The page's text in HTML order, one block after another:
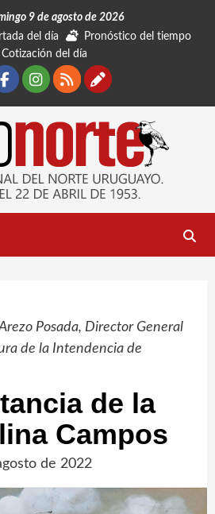
9 de agosto de 2026
del día
Pronóstico del tiempo
Cotización del día
Facebook
Instagram
RSSContáctanos
Posada, Director General
de la Intendencia de
de la
Campos
de 2022